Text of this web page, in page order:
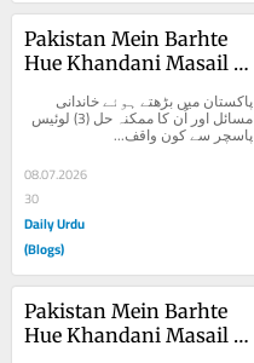
Pakistan Mein Barhte
Hue Khandani Masail
(3)
پاسچر سے کون واقف...
08.07.2026
30
Daily Urdu
(Blogs)
Pakistan Mein Barhte
Hue Khandani Masail